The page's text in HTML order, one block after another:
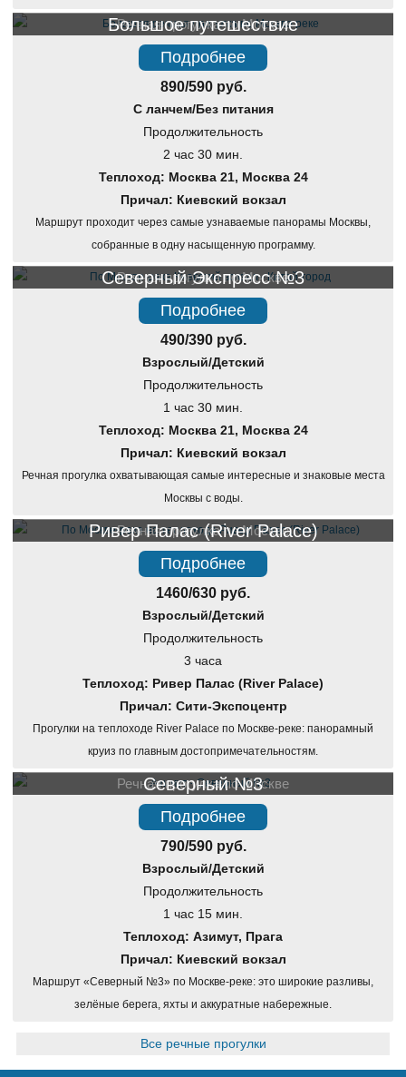
Речная прогулка по Москве
Большое путешествие
Подробнее
890/590 руб.
С ланчем/Без питания
Продолжительность
2 час 30 мин.
Теплоход: Москва 21, Москва 24
Причал: Киевский вокзал
Маршрут проходит через самые узнаваемые панорамы Москвы,
собранные в одну насыщенную программу.
Речная прогулка по Москве
Северный Экспресс №3
Подробнее
490/390 руб.
Взрослый/Детский
Продолжительность
1 час 30 мин.
Теплоход: Москва 21, Москва 24
Причал: Киевский вокзал
Речная прогулка охватывающая самые интересные и знаковые места
Москвы с воды.
Речная прогулка по Москве
Ривер Палас (River Palace)
Подробнее
1460/630 руб.
Взрослый/Детский
Продолжительность
3 часа
Теплоход: Ривер Палас (River Palace)
Причал: Сити-Экспоцентр
Прогулки на теплоходе River Palace по Москве-реке: панорамный
круиз по главным достопримечательностям.
Речная прогулка по Москве
Северный №3
Подробнее
790/590 руб.
Взрослый/Детский
Продолжительность
1 час 15 мин.
Теплоход: Азимут, Прага
Причал: Киевский вокзал
Маршрут «Северный №3» по Москве-реке: это широкие разливы,
зелёные берега, яхты и аккуратные набережные.
Все речные прогулки